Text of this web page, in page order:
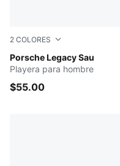
2 COLORES
Porsche Legacy Sau
PUMA WHITE
Playera para hombre
$55.00